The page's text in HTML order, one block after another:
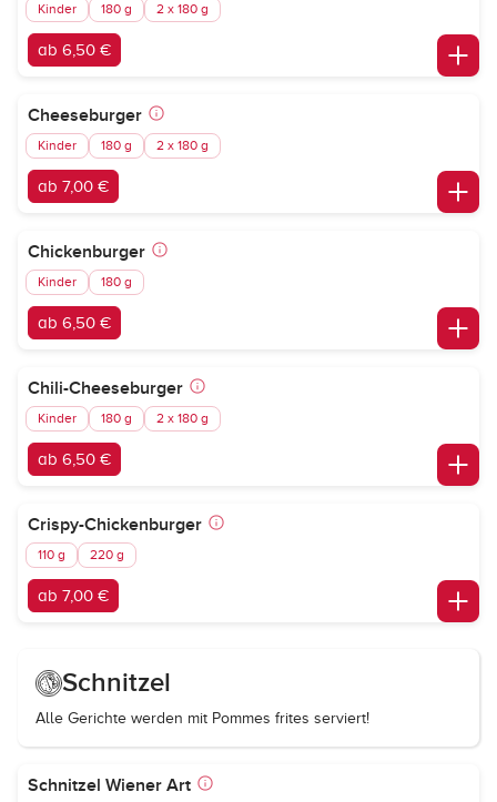
Kinder 180 g 2 x 180 g
ab 6,50 €
Cheeseburger
Kinder 180 g 2 x 180 g
ab 7,00 €
Chickenburger
Kinder 180 g
ab 6,50 €
Chili-Cheeseburger
Kinder 180 g 2 x 180 g
ab 6,50 €
Crispy-Chickenburger
110 g 220 g
ab 7,00 €
Schnitzel
Alle Gerichte werden mit Pommes frites serviert!
Schnitzel Wiener Art